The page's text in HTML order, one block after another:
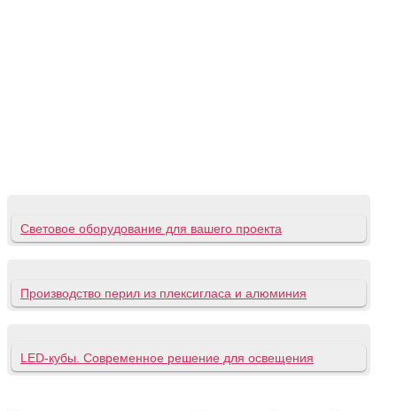
Световое оборудование для вашего проекта
Производство перил из плексигласа и алюминия
LED-кубы. Современное решение для освещения